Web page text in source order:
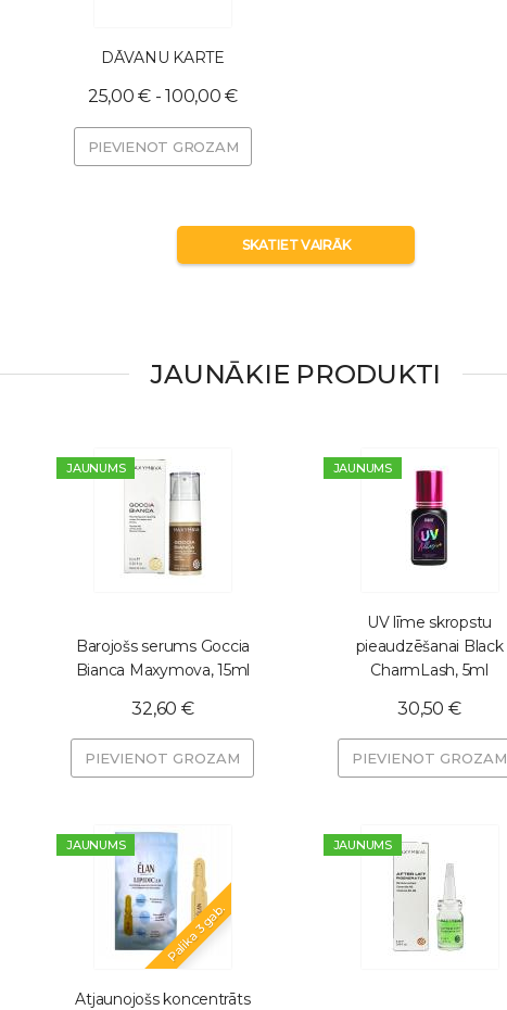
DĀVANU KARTE
25,00 € - 100,00 €
PIEVIENOT GROZAM
SKATIET VAIRĀK
JAUNĀKIE PRODUKTI
JAUNUMS
Barojošs serums Goccia
Bianca Maxymova, 15ml
32,60 €
PIEVIENOT GROZAM
JAUNUMS
UV līme skropstu
pieaudzēšanai Black
CharmLash, 5ml
30,50 €
PIEVIENOT GROZAM
JAUNUMS
Palika 3 gab.
Atjaunojošs koncentrāts
JAUNUMS